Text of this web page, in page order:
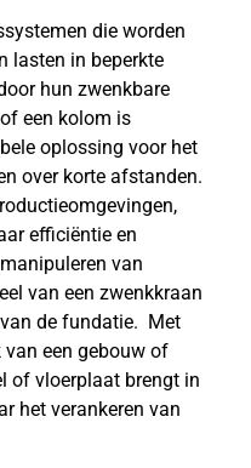
die worden
lasten in beperkte
hun zwenkbare
een kolom is
oplossing voor het
over korte afstanden.
efficiëntie en
van
van een zwenkkraan
de fundatie. Met
een gebouw of
of vloerplaat brengt in
het verankeren van